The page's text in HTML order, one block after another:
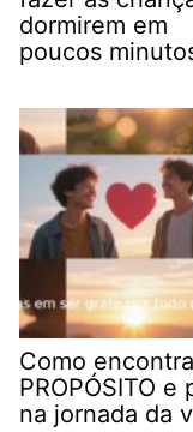
dormirem em
poucos
Como
PROPÓSITO e
na jornada da